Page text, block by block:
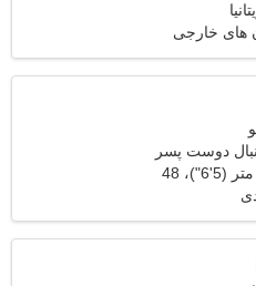
های خارجی
دوست پسر
166 سانتی متر (5'6")، 48